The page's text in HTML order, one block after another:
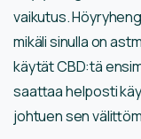
vaikutus.
mikäli sinulla on
käytät CBD:tä
saattaa helposti
johtuen sen